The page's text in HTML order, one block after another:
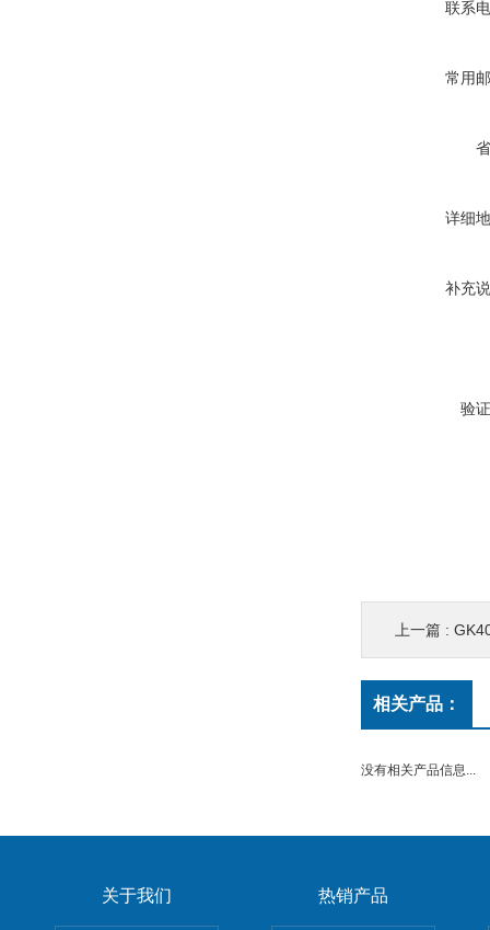
联系
常用
详细
补充
验
上一篇 :
相关产品：
没有相关产品信息...
关于我们 热销产品